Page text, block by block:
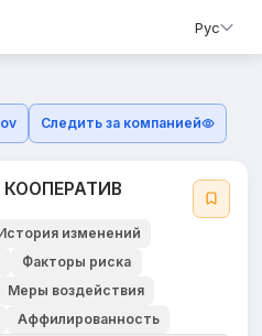
Рус
Следить за компанией
изменений
Факторы риска
Меры воздействия
Аффилированность